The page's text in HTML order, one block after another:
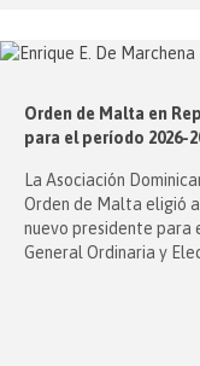
Orden de Malta en
para el período 2026-
La Asociación
Orden de Malta eligió
nuevo presidente para
General Ordinaria y